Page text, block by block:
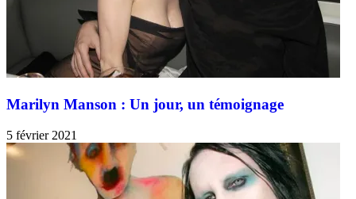
Marilyn Manson : Un jour, un témoignage
5 février 2021